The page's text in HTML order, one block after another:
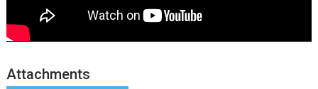
Attachments